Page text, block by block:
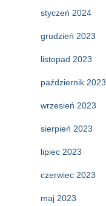
styczeń 2024
grudzień 2023
listopad 2023
październik 2023
wrzesień 2023
sierpień 2023
lipiec 2023
czerwiec 2023
maj 2023